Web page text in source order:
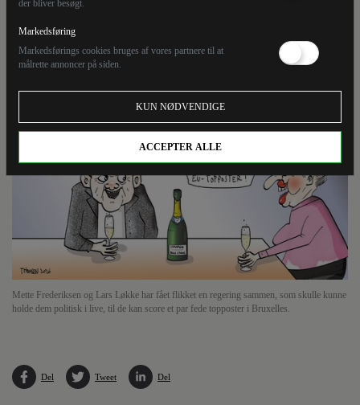
der bliver besøgt.
Markedsføring
Markedsførings cookies bruges af vores partnere til at
målrette annoncer på siden.
KUN NØDVENDIGE
ACCEPTER ALLE
regering sammen, som skulle kunne holde dem
politisk i live, til de kan score et par fede topposter i
Bruxelles.
Mette Frederiksen og Lars Løkke har fået flikket en regering sammen, som skulle kunne
holde dem politisk i live, til de kan score et par fede topposter i Bruxelles.
Del Tweet Del